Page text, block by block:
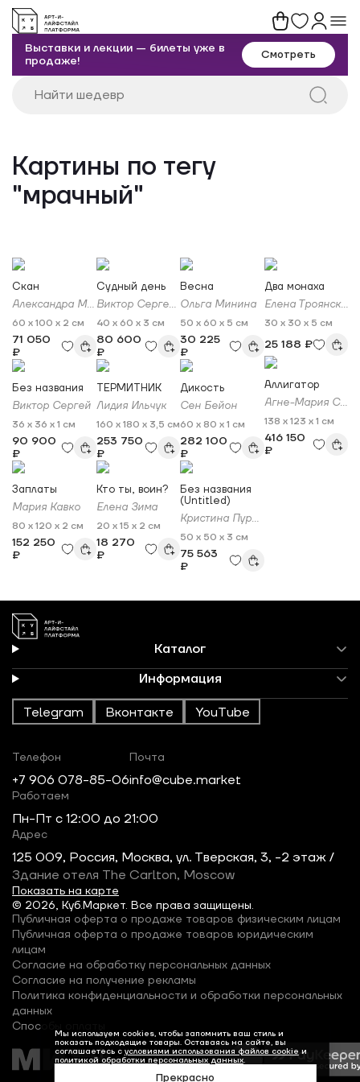
Выставки и лекции — билеты уже в
продаже!
Смотреть
Картины по тегу
"мрачный"
Скан
Александра Мееровская
60 x 100 x 2 см
71 050
₽
Без названия
Виктор Сергей
36 x 36 x 1 см
90 900
₽
Заплаты
Мария Кавко
80 x 120 x 2 см
152 250
₽
Судный день
Виктор Сергеевич Комаров
40 x 60 x 3 см
80 600
₽
ТЕРМИТНИК
Лидия Ильчук
160 x 180 x 3,5 см
253 750
₽
Кто ты, воин?
Елена Зима
20 x 15 x 2 см
18 270
₽
Весна
Ольга Минина
50 x 60 x 5 см
30 225
₽
Дикость
Сен Бейон
60 x 80 x 1 см
282 100
₽
Без названия
(Untitled)
Кристина Пуршина
50 x 50 x 3 см
75 563
₽
Два монаха
Елена Троянская
30 x 30 x 5 см
25 188 ₽
Аллигатор
Агне-Мария Силкинайте
138 x 123 x 1 см
416 150
₽
Каталог
Информация
Telegram Вконтакте YouTube
© 2026, Куб.Маркет. Все права защищены.
Телефон
+7 906 078-85-06
Почта
info@cube.market
Работаем
Пн-Пт c 12:00 до 21:00
Адрес
125 009, Россия, Москва, ул. Тверская, 3, -2 этаж /
Здание отеля The Carlton, Moscow
Показать на карте
Публичная оферта о продаже товаров физическим лицам
Публичная оферта о продаже товаров юридическим
лицам
Согласие на обработку персональных данных
Согласие на получение рекламы
Политика конфиденциальности и обработки персональных
данных
Способы оплатыМы используем cookies, чтобы запомнить ваш стиль и
показать подходящие товары. Оставаясь на сайте, вы
соглашаетесь с условиями использования файлов cookie и
политикой обработки персональных данных.
Прекрасно